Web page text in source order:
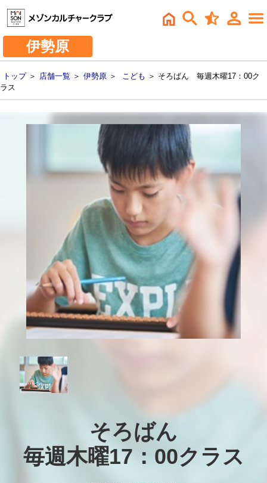
伊勢原
トップ＞ 店舗一覧 ＞ 伊勢原 ＞ こども ＞ そろばん 毎週木曜17：00ク
ラス
そろばん
毎週木曜17：00クラス